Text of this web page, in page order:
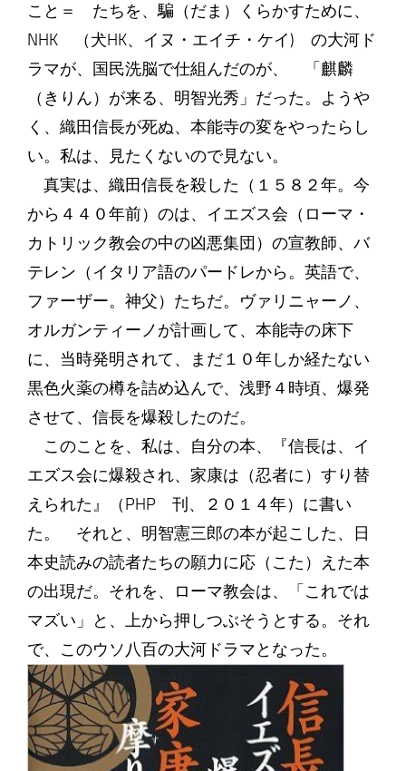
こと＝ たちを、騙（だま）くらかすために、
NHK （犬HK、イヌ・エイチ・ケイ) の大河ド
ラマが、国民洗脳で仕組んだのが、 「麒麟
（きりん）が来る、明智光秀」だった。ようや
く、織田信長が死ぬ、本能寺の変をやったらし
い。私は、見たくないので見ない。
真実は、織田信長を殺した（１５８２年。今
から４４０年前）のは、イエズス会（ローマ・
カトリック教会の中の凶悪集団）の宣教師、バ
テレン（イタリア語のパードレから。英語で、
ファーザー。神父）たちだ。ヴァリニャーノ、
オルガンティーノが計画して、本能寺の床下
に、当時発明されて、まだ１０年しか経たない
黒色火薬の樽を詰め込んで、浅野４時頃、爆発
させて、信長を爆殺したのだ。
このことを、私は、自分の本、『信長は、イ
エズス会に爆殺され、家康は（忍者に）すり替
えられた』（PHP 刊、２０１４年）に書い
た。 それと、明智憲三郎の本が起こした、日
本史読みの読者たちの願力に応（こた）えた本
の出現だ。それを、ローマ教会は、「これでは
マズい」と、上から押しつぶそうとする。それ
で、このウソ八百の大河ドラマとなった。